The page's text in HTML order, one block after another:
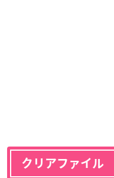
クリアファイル